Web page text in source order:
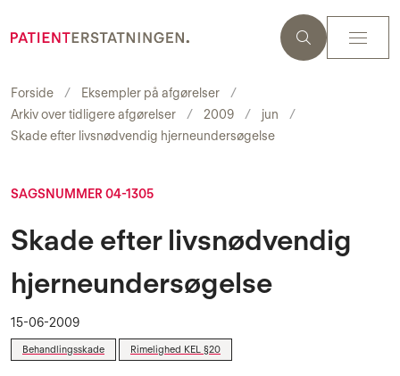
Forside
Eksempler på afgørelser
Arkiv over tidligere afgørelser
2009
jun
Skade efter livsnødvendig hjerneundersøgelse
SAGSNUMMER 04-1305
Skade efter livsnødvendig
hjerneundersøgelse
15-06-2009
Behandlingsskade Rimelighed KEL §20